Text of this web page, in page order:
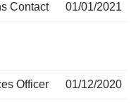
Contact 01/01/2021
Officer 01/12/2020